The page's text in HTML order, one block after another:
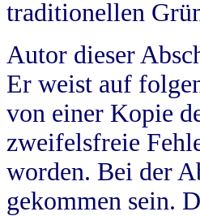
traditionellen
Autor dieser
Er weist auf
von einer Kopie
zweifelsfreie
worden. Bei der
gekommen sein.